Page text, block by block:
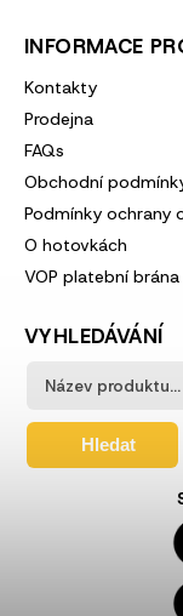
INFORMACE
Kontakty
Prodejna
FAQs
Obchodní
Podmínky ochrany
O hotovkách
VOP platební brána
VYHLEDÁVÁNÍ
Hledat